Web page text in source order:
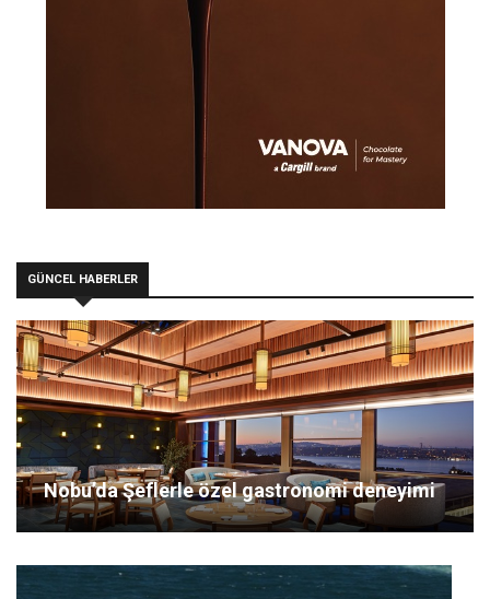
GÜNCEL HABERLER
Nobu’da Şeflerle özel gastronomi deneyimi